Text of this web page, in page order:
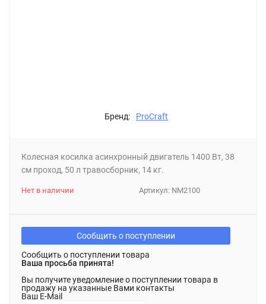
Бренд: ProCraft
Колесная косилка асинхронный двигатель 1400 Вт, 38
см проход, 50 л травосборник, 14 кг.
Артикул: NM2100
Нет в наличии
Сообщить о поступлении
Сообщить о поступлении товара
Ваша просьба принята!
Вы получите уведомление о поступлении товара в
продажу на указанные Вами контакты
Ваш E-Mail